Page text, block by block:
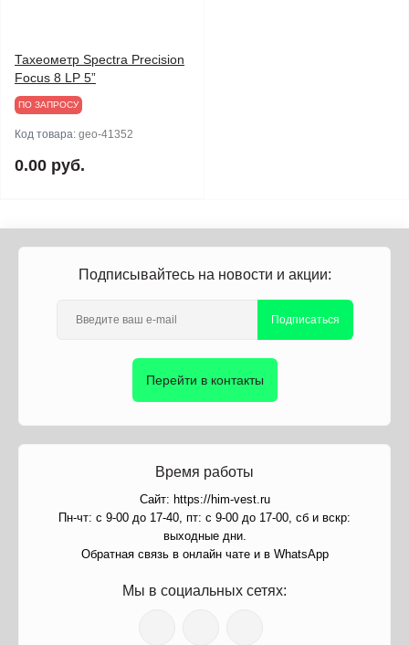
Тахеометр Spectra Precision
Focus 8 LP 5”
ПО ЗАПРОСУ
Код товара: geo-41352
0.00 руб.
Подписывайтесь на новости и акции:
Подписаться
Перейти в контакты
Время работы
Сайт: https://him-vest.ru
Пн-чт: с 9-00 до 17-40, пт: с 9-00 до 17-00, сб и вскр:
выходные дни.
Обратная связь в онлайн чате и в WhatsApp
Мы в социальных сетях: